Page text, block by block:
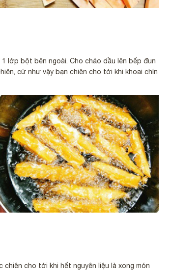
lớp bột bên ngoài. Cho chảo dầu lên bếp đun
cứ như vậy bạn chiên cho tới khi khoai chín
cho tới khi hết nguyên liệu là xong món